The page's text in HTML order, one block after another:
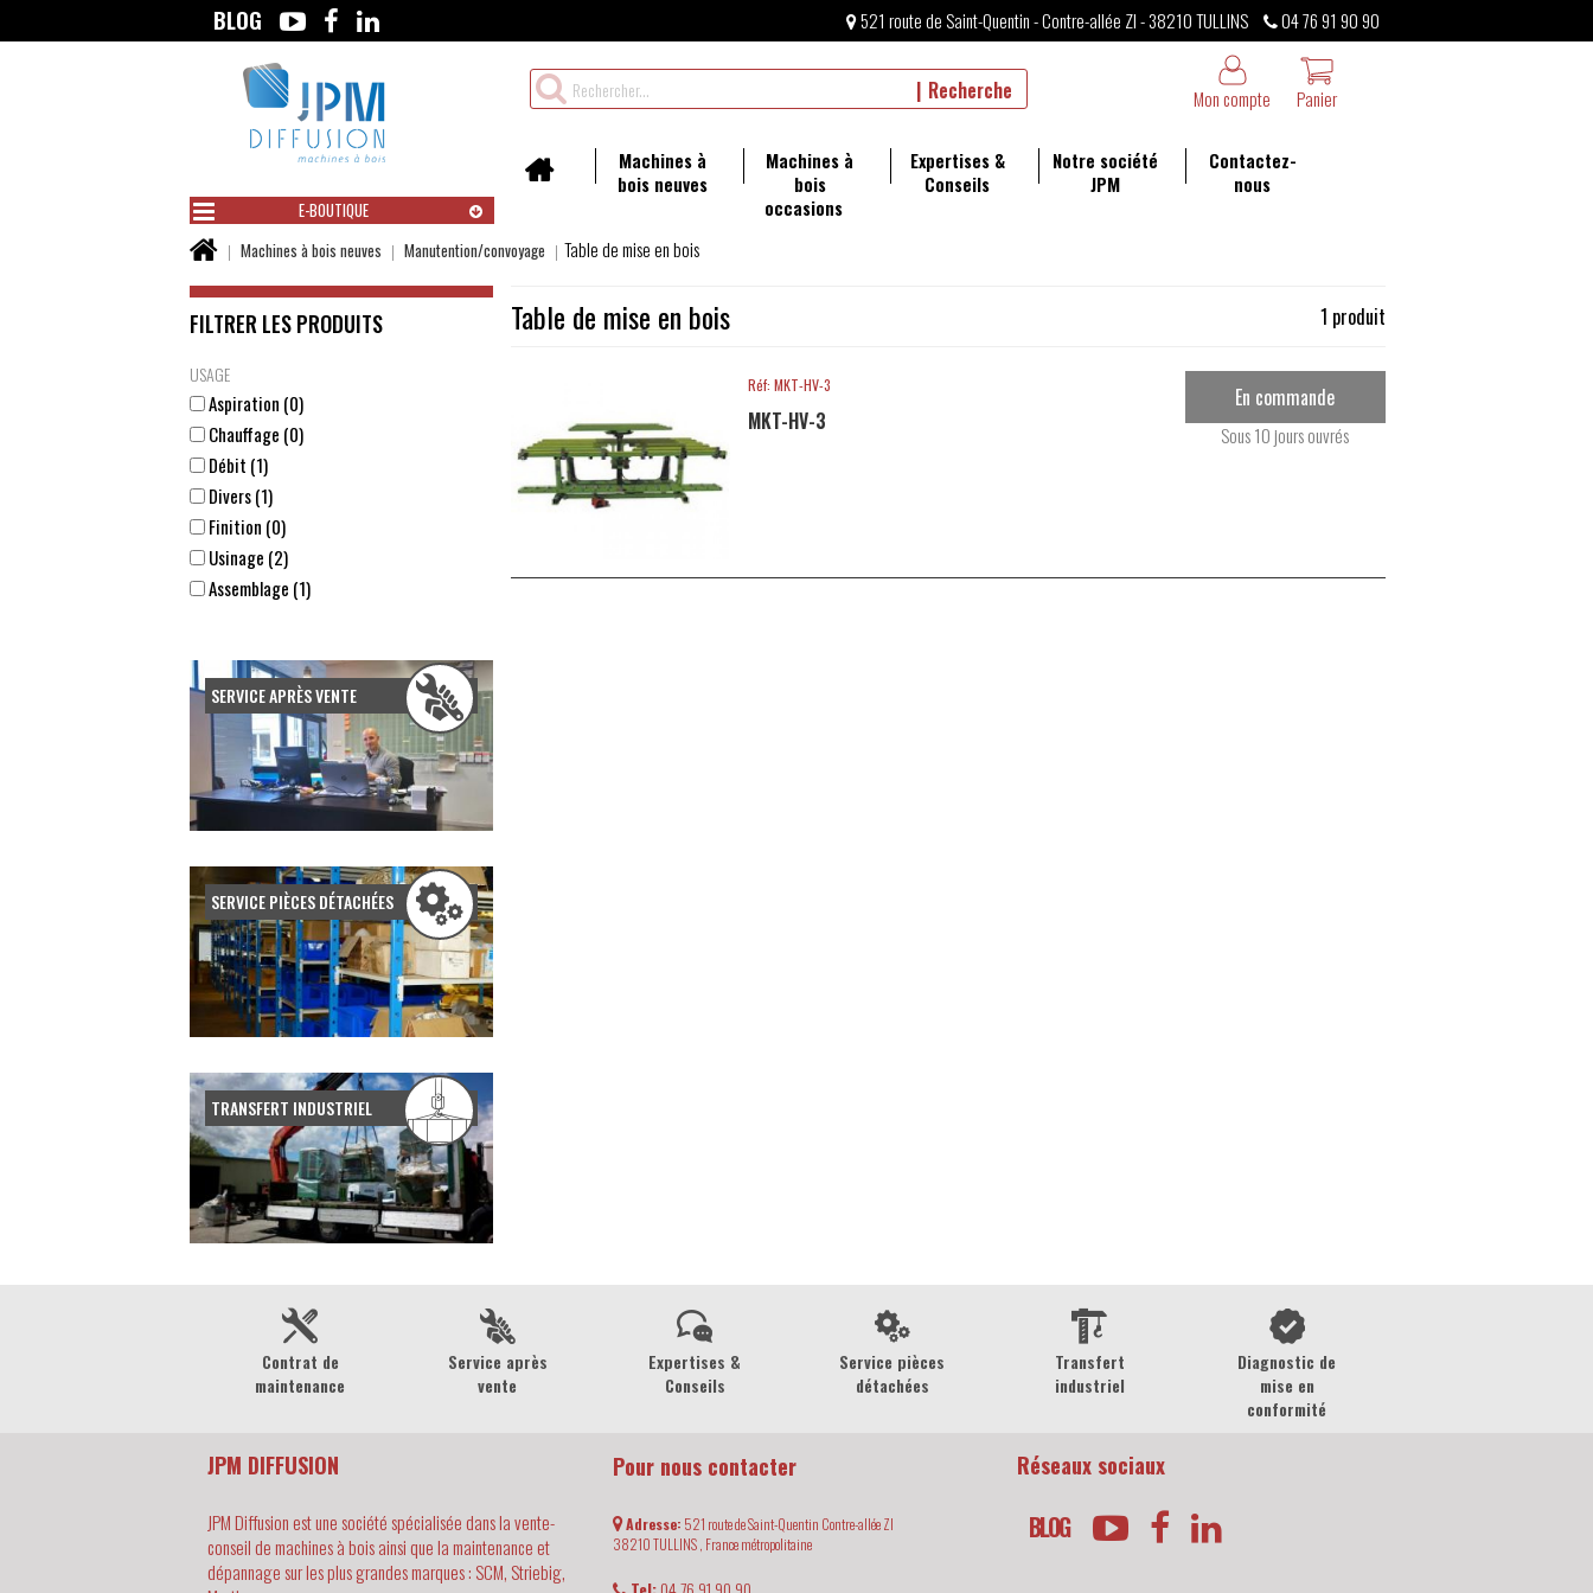
BLOG 521 route de Saint-Quentin - Contre-allée ZI - 38210 TULLINS
04 76 91 90 90
Rechercher
un
Recherche Panier
Mon compte
Machines à
bois neuves
Machines à
bois
occasions
Expertises &
Conseils
Notre société
JPM
Contactez-
nous
E-BOUTIQUE
Vous
ici :
Machines à bois neuves Manutention/convoyage Table de mise en bois
Table de mise en bois 1 produit
Réf: MKT-HV-3
MKT-HV-3
En commande
Sous 10 jours ouvrés
FILTRER LES PRODUITS
USAGE
Aspiration (0)
Chauffage (0)
Débit (1)
Divers (1)
Finition (0)
Usinage (2)
Assemblage (1)
SERVICE APRÈS VENTE
SERVICE PIÈCES DÉTACHÉES
TRANSFERT INDUSTRIEL
Contrat de
maintenance
Service après
vente
Expertises &
Conseils
Service pièces
détachées
Transfert
industriel
Diagnostic de
mise en
conformité
JPM DIFFUSION
JPM Diffusion est une société spécialisée dans la vente-
conseil de machines à bois ainsi que la maintenance et
dépannage sur les plus grandes marques : SCM, Striebig,
Pour nous contacter
Adresse: 521 route de Saint-Quentin Contre-allée ZI
38210TULLINS , France métropolitaine
Réseaux sociaux
BLOG